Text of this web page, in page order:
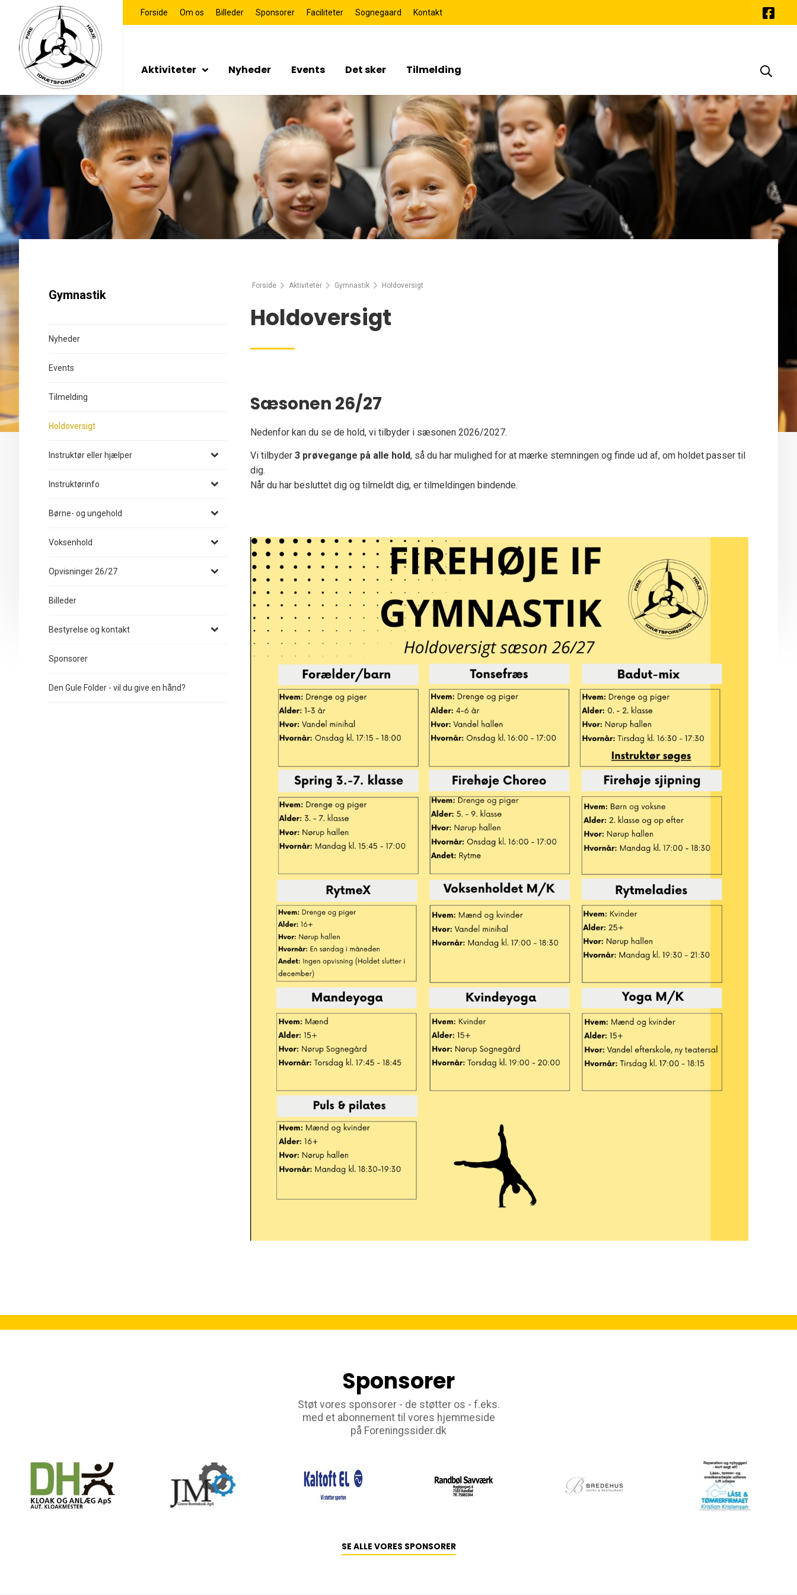
Forside Om os Billeder Sponsorer Faciliteter Sognegaard Kontakt
Aktiviteter Nyheder Events Det sker Tilmelding
Forside Aktiviteter Gymnastik Holdoversigt
Holdoversigt
Sæsonen 26/27
Nedenfor kan du se de hold, vi tilbyder i sæsonen 2026/2027.
Vi tilbyder 3 prøvegange på alle hold, så du har mulighed for at mærke stemningen og finde ud af, om holdet passer til
dig.
Når du har besluttet dig og tilmeldt dig, er tilmeldingen bindende.
Gymnastik
Nyheder
Events
Tilmelding
Holdoversigt
Instruktør eller hjælper
Instruktørinfo
Børne- og ungehold
Voksenhold
Opvisninger 26/27
Billeder
Bestyrelse og kontakt
Sponsorer
Den Gule Folder - vil du give en hånd?
Sponsorer
Støt vores sponsorer - de støtter os - f.eks.
med et abonnement til vores hjemmeside
på Foreningssider.dk
SE ALLE VORES SPONSORER